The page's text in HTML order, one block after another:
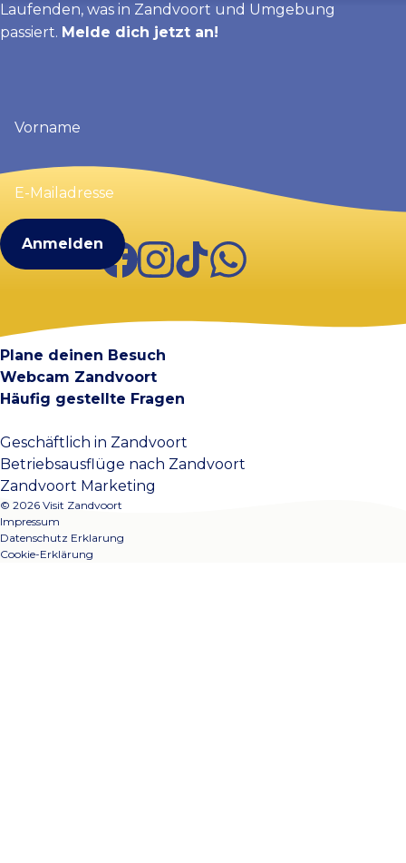
Laufenden, was in Zandvoort und Umgebung
passiert. Melde dich jetzt an!
(erforderlich)
E-
Mailadresse
FacebookInstagram
TikTokWhatsApp
Plane deinen Besuch
Webcam Zandvoort
Häufig gestellte Fragen
Geschäftlich in Zandvoort
Betriebsausflüge nach Zandvoort
Zandvoort Marketing
© 2026 Visit Zandvoort
Impressum
Datenschutz Erklarung
Cookie-Erklärung